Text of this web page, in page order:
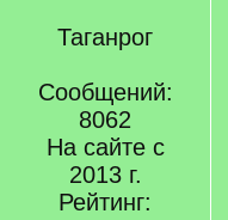
Таганрог
Сообщений:
8062
На сайте с
2013 г.
Рейтинг: